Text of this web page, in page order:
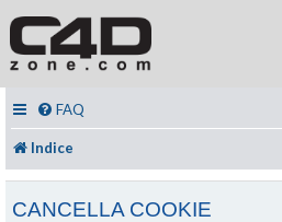
FAQ
Indice
CANCELLA COOKIE